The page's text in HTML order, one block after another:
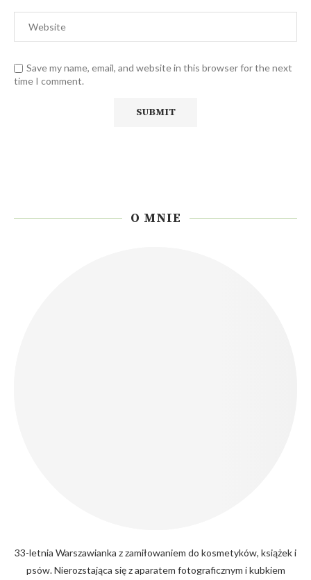
Save my name, email, and website in this browser for the next
time I comment.
O MNIE
33-letnia Warszawianka z zamiłowaniem do kosmetyków, książek i
psów. Nierozstająca się z aparatem fotograficznym i kubkiem